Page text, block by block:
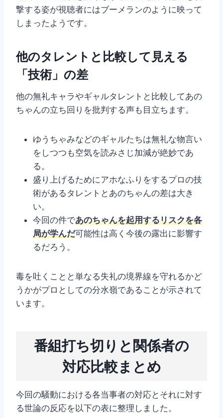
撃する姿が視聴者にはブーメランのように映って
しまったようです。
他のタレントと比較して見える
「技術」の差
他の無礼キャラやギャルタレントと比較してあの
ちゃんの立ち回りを批判する声も目立ちます。
ゆうちゃみなどのギャルたちは無礼な物言い
をしつつも空気を読みさじ加減が絶妙であ
る。
盛り上げるためにアホなふりをするプロの技
術があるタレントとあのちゃんの差は大き
い。
今回の件であのちゃんを起用するリスクを各
局が学んだ可能性は高く今後の露出に影響す
るだろう。
毒を吐くことと単なる失礼の境界線を守れるかど
うかがプロとしての分水嶺であることが示されて
います。
番組打ち切りと関係者の
対応比較まとめ
今回の騒動における各当事者の対応とそれに対す
る世論の反応を以下の表に整理しました。